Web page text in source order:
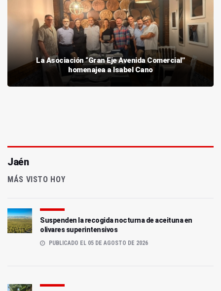
La Asociación “Gran Eje Avenida Comercial”
homenajea a Isabel Cano
Jaén
MÁS VISTO HOY
Suspenden la recogida nocturna de aceituna en
olivares superintensivos
PUBLICADO EL 05 DE AGOSTO DE 2026